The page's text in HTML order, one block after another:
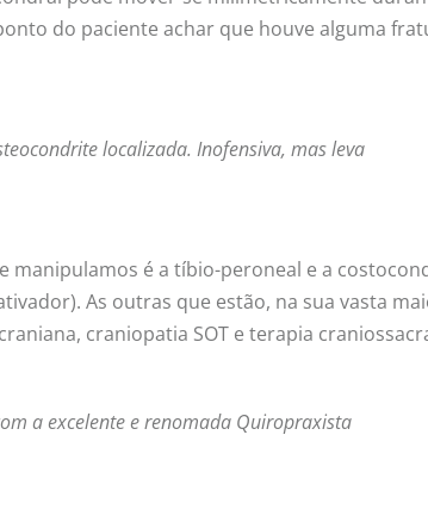
do paciente achar que houve alguma
localizada. Inofensiva, mas leva
manipulamos é a tíbio-peroneal e a
As outras que estão, na sua vasta
craniopatia SOT e terapia
a excelente e renomada Quiropraxista